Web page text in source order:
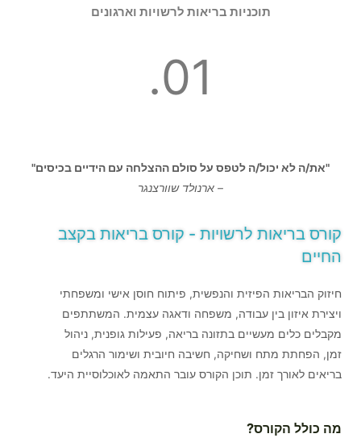
תוכניות בריאות לרשויות וארגונים
01.
"את/ה לא יכול/ה לטפס על סולם ההצלחה עם הידיים בכיסים"
– ארנולדשוורצנגר
קורס בריאות לרשויות - קורס בריאות בקצב
החיים
חיזוק הבריאות הפיזית והנפשית, פיתוח חוסן אישי ומשפחתי
ויצירת איזון בין עבודה, משפחה ודאגה עצמית. המשתתפים
מקבלים כלים מעשיים בתזונה בריאה, פעילות גופנית, ניהול
זמן, הפחתת מתח ושחיקה, חשיבה חיובית ושימור הרגלים
בריאים לאורך זמן. תוכן הקורס עובר התאמה לאוכלוסיית היעד.
מה כולל הקורס?